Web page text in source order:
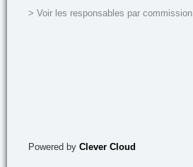
> Voir les responsables par commission
Powered by Clever Cloud